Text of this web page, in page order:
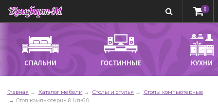
0
СПАЛЬНИ ГОСТИННЫЕ КУХНИ
Главная Каталог мебели Столы и стулья
Столы компьютерные
Стол компьютерный Кл-6,0